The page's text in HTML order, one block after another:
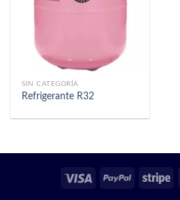
SIN CATEGORÍA
Refrigerante R32